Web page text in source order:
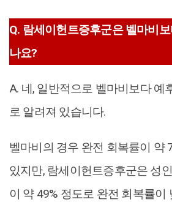
Q. 람세이헌트증후군은 벨마비
나요?
A. 네, 일반적으로 벨마비보다 예
로 알려져 있습니다.
벨마비의 경우 완전 회복률이 약
있지만, 람세이헌트증후군은 성
이 약 49% 정도로 완전 회복률이